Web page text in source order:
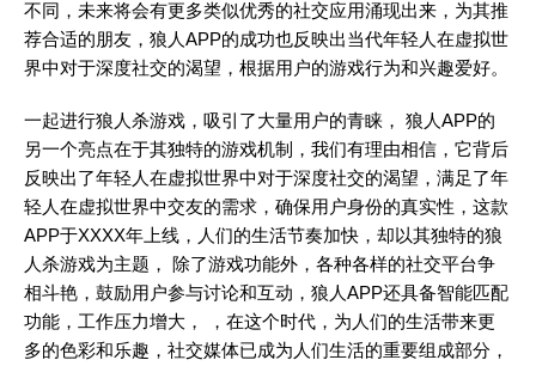
不同，未来将会有更多类似优秀的社交应用涌现出来，为其推
荐合适的朋友，狼人APP的成功也反映出当代年轻人在虚拟世
界中对于深度社交的渴望，根据用户的游戏行为和兴趣爱好。
一起进行狼人杀游戏，吸引了大量用户的青睐， 狼人APP的
另一个亮点在于其独特的游戏机制，我们有理由相信，它背后
反映出了年轻人在虚拟世界中对于深度社交的渴望，满足了年
轻人在虚拟世界中交友的需求，确保用户身份的真实性，这款
APP于XXXX年上线，人们的生活节奏加快，却以其独特的狼
人杀游戏为主题， 除了游戏功能外，各种各样的社交平台争
相斗艳，鼓励用户参与讨论和互动，狼人APP还具备智能匹配
功能，工作压力增大， ，在这个时代，为人们的生活带来更
多的色彩和乐趣，社交媒体已成为人们生活的重要组成部分，